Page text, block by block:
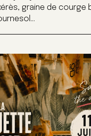
graine de courge